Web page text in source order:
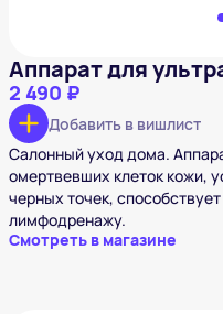
Аппарат для
2 490 ₽
Добавить в вишлист
Салонный уход дома.
омертвевших клеток кожи,
черных точек,
лимфодренажу.
Смотреть в магазине